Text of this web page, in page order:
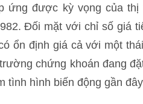
ứng được kỳ vọng của
Đối mặt với chỉ số giá
ổn định giá cả với một
chứng khoán đang
tình hình biến động gần